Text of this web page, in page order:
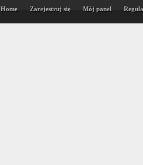
Home Zarejestruj się Mój panel